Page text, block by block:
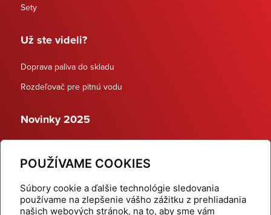
POUŽÍVAME COOKIES
Súbory cookie a ďalšie technológie sledovania
používame na zlepšenie vášho zážitku z prehliadania
našich webových stránok, na to, aby sme vám
Sety
Už ste videli?
Doprava paliva do skladu
Rozdeľovač pre pitnú vodu
Novinky 2025
Dynamické termostatické ventily